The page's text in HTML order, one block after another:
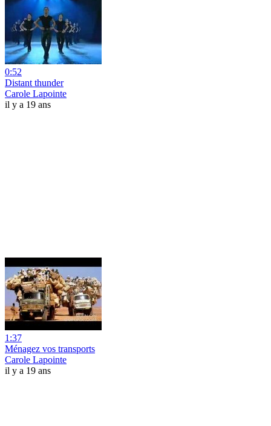
0:52
Distant thunder
Carole Lapointe
il y a 19 ans
1:37
Ménagez vos transports
Carole Lapointe
il y a 19 ans